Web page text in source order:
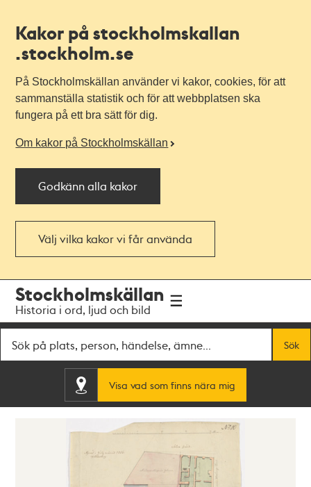
Kakor på stockholmskallan
.stockholm.se
På Stockholmskällan använder vi kakor, cookies, för att
sammanställa statistik och för att webbplatsen ska
fungera på ett bra sätt för dig.
Om kakor på Stockholmskällan
Godkänn alla kakor
Välj vilka kakor vi får använda
navigationen
huvudinnehållet
Stockholmskällan
Historia i ord, ljud och bild
Sök
Visa vad som finns nära mig